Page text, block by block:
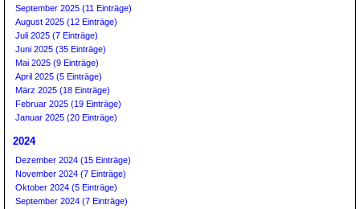
September 2025 (11 Einträge)
August 2025 (12 Einträge)
Juli 2025 (7 Einträge)
Juni 2025 (35 Einträge)
Mai 2025 (9 Einträge)
April 2025 (5 Einträge)
März 2025 (18 Einträge)
Februar 2025 (19 Einträge)
Januar 2025 (20 Einträge)
2024
Dezember 2024 (15 Einträge)
November 2024 (7 Einträge)
Oktober 2024 (5 Einträge)
September 2024 (7 Einträge)